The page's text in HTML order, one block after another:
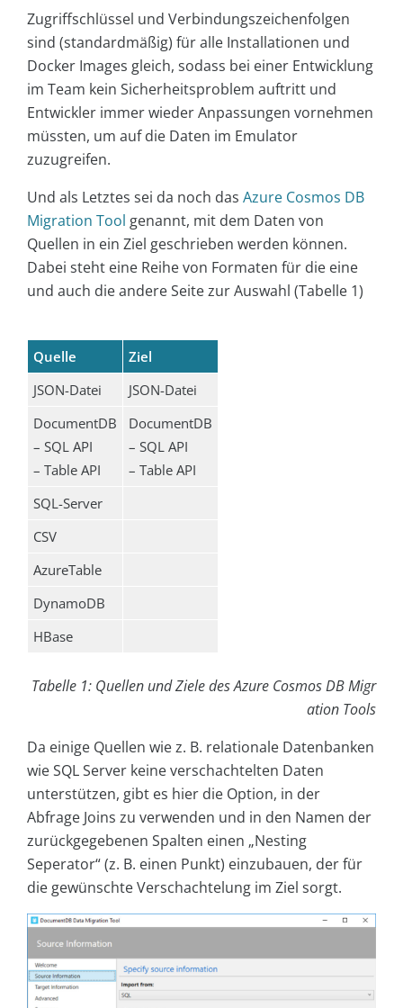
Zugriffschlüssel und Verbindungszeichenfolgen
sind (standardmäßig) für alle Installationen und
Docker Images gleich, sodass bei einer Entwicklung
im Team kein Sicherheitsproblem auftritt und
Entwickler immer wieder Anpassungen vornehmen
müssten, um auf die Daten im Emulator
zuzugreifen.
Und als Letztes sei da noch das Azure Cosmos DB
Migration Tool genannt, mit dem Daten von
Quellen in ein Ziel geschrieben werden können.
Dabei steht eine Reihe von Formaten für die eine
und auch die andere Seite zur Auswahl (Tabelle 1)
Quelle
Ziel
JSON-Datei
JSON-Datei
DocumentDB
– SQL API
– Table API
DocumentDB
– SQL API
– Table API
SQL-Server
CSV
AzureTable
DynamoDB
HBase
Tabelle 1: Quellen und Ziele des Azure Cosmos DB Migr
ation Tools
Da einige Quellen wie z. B. relationale Datenbanken
wie SQL Server keine verschachtelten Daten
unterstützen, gibt es hier die Option, in der
Abfrage Joins zu verwenden und in den Namen der
zurückgegebenen Spalten einen „Nesting
Seperator“ (z. B. einen Punkt) einzubauen, der für
die gewünschte Verschachtelung im Ziel sorgt.